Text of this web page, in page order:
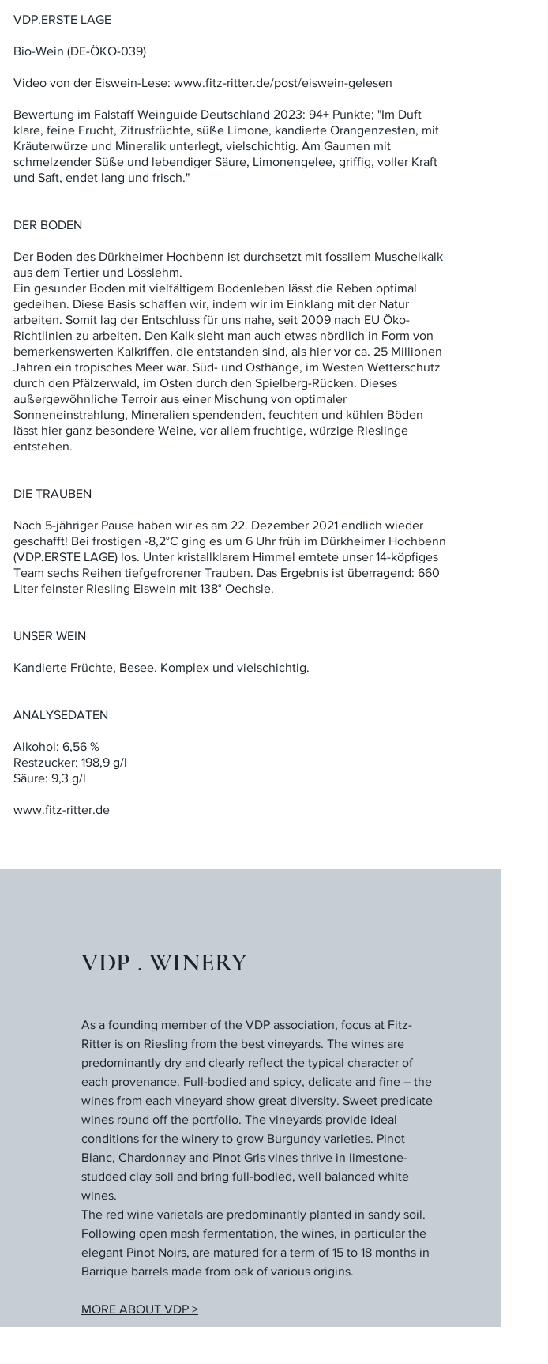
VDP.ERSTE LAGE
Bio-Wein (DE-ÖKO-039)
Video von der Eiswein-Lese: www.fitz-ritter.de/post/eiswein-gelesen
Bewertung im Falstaff Weinguide Deutschland 2023: 94+ Punkte; "Im Duft
klare, feine Frucht, Zitrusfrüchte, süße Limone, kandierte Orangenzesten, mit
Kräuterwürze und Mineralik unterlegt, vielschichtig. Am Gaumen mit
schmelzender Süße und lebendiger Säure, Limonengelee, griffig, voller Kraft
und Saft, endet lang und frisch."
DER BODEN
Der Boden des Dürkheimer Hochbenn ist durchsetzt mit fossilem Muschelkalk
aus dem Tertier und Lösslehm.
Ein gesunder Boden mit vielfältigem Bodenleben lässt die Reben optimal
gedeihen. Diese Basis schaffen wir, indem wir im Einklang mit der Natur
arbeiten. Somit lag der Entschluss für uns nahe, seit 2009 nach EU Öko-
Richtlinien zu arbeiten. Den Kalk sieht man auch etwas nördlich in Form von
bemerkenswerten Kalkriffen, die entstanden sind, als hier vor ca. 25 Millionen
Jahren ein tropisches Meer war. Süd- und Osthänge, im Westen Wetterschutz
durch den Pfälzerwald, im Osten durch den Spielberg-Rücken. Dieses
außergewöhnliche Terroir aus einer Mischung von optimaler
Sonneneinstrahlung, Mineralien spendenden, feuchten und kühlen Böden
lässt hier ganz besondere Weine, vor allem fruchtige, würzige Rieslinge
entstehen.
DIE TRAUBEN
Nach 5-jähriger Pause haben wir es am 22. Dezember 2021 endlich wieder
geschafft! Bei frostigen -8,2°C ging es um 6 Uhr früh im Dürkheimer Hochbenn
(VDP.ERSTE LAGE) los. Unter kristallklarem Himmel erntete unser 14-köpfiges
Team sechs Reihen tiefgefrorener Trauben. Das Ergebnis ist überragend: 660
Liter feinster Riesling Eiswein mit 138° Oechsle.
UNSER WEIN
Kandierte Früchte, Besee. Komplex und vielschichtig.
ANALYSEDATEN
Alkohol: 6,56 %
Restzucker: 198,9 g/l
Säure: 9,3 g/l
www.fitz-ritter.de
VDP . WINERY
As a founding member of the VDP association, focus at Fitz-
Ritter is on Riesling from the best vineyards. The wines are
predominantly dry and clearly reflect the typical character of
each provenance. Full-bodied and spicy, delicate and fine – the
wines from each vineyard show great diversity. Sweet predicate
wines round off the portfolio. The vineyards provide ideal
conditions for the winery to grow Burgundy varieties. Pinot
Blanc, Chardonnay and Pinot Gris vines thrive in limestone-
studded clay soil and bring full-bodied, well balanced white
wines.
The red wine varietals are predominantly planted in sandy soil.
Following open mash fermentation, the wines, in particular the
elegant Pinot Noirs, are matured for a term of 15 to 18 months in
Barrique barrels made from oak of various origins.
MORE ABOUT VDP >